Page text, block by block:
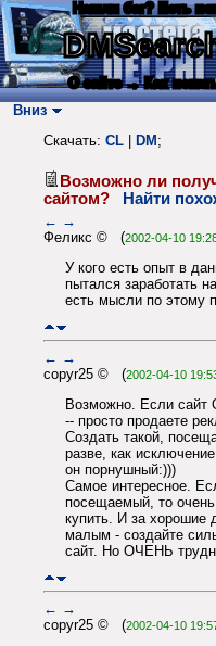
Нашли баг? Есть
О сайте → Как
Вниз
Скачать: CL DM ;
Возможно ли
сайтом?
Найти
← →
Феликс © (2002-04-10
У кого есть опыт в
пытался заработать
есть мысли по этому
← →
copyr25 © (2002-04-10
Возможно. Если
-- просто продаете
Создать такой,
разве, как
он порнушный:)))
Самое интересное.
посещаемый, то очень
купить. И за хорошие
малым - создайте
сайт. Но ОЧЕНЬ
← →
copyr25 © (2002-04-10